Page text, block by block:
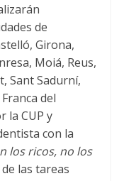
de
, Girona,
, Moiá, Reus,
, Sant Sadurní,
del
la CUP y
con la
los ricos, no los
las tareas